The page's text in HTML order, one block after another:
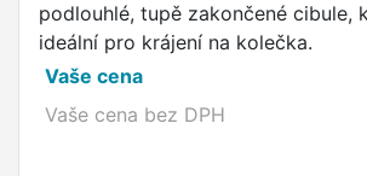
podlouhlé, tupě zakončené cibule,
ideální pro krájení na kolečka.
Vaše cena
Vaše cena bez DPH